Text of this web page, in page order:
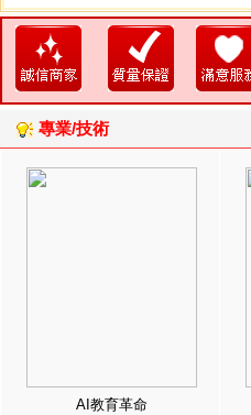
專業/技術
AI教育革命